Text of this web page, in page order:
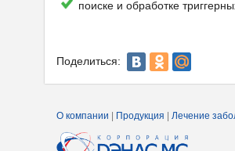
поиске и обработке
Поделиться:
О компании Продукция Лечение